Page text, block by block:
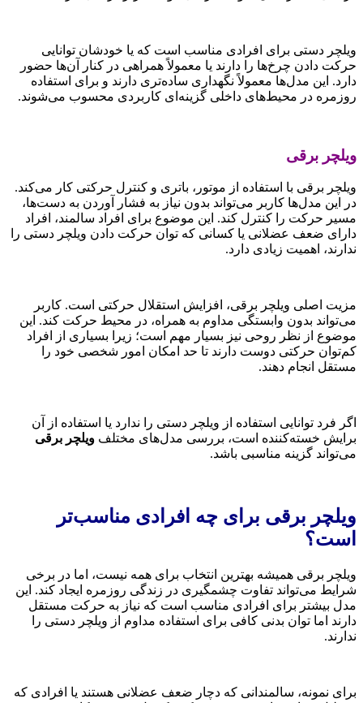
ویلچر دستی برای افرادی مناسب است که یا خودشان توانایی
حرکت دادن چرخ‌ها را دارند یا معمولاً همراهی در کنار آن‌ها حضور
دارد. این مدل‌ها معمولاً نگهداری ساده‌تری دارند و برای استفاده
روزمره در محیط‌های داخلی گزینه‌ای کاربردی محسوب می‌شوند.
ویلچر برقی
ویلچر برقی با استفاده از موتور، باتری و کنترل حرکتی کار می‌کند.
در این مدل‌ها کاربر می‌تواند بدون نیاز به فشار آوردن به دست‌ها،
مسیر حرکت را کنترل کند. این موضوع برای افراد سالمند، افراد
دارای ضعف عضلانی یا کسانی که توان حرکت دادن ویلچر دستی را
ندارند، اهمیت زیادی دارد.
مزیت اصلی ویلچر برقی، افزایش استقلال حرکتی است. کاربر
می‌تواند بدون وابستگی مداوم به همراه، در محیط حرکت کند. این
موضوع از نظر روحی نیز بسیار مهم است؛ زیرا بسیاری از افراد
کم‌توان حرکتی دوست دارند تا حد امکان امور شخصی خود را
مستقل انجام دهند.
اگر فرد توانایی استفاده از ویلچر دستی را ندارد یا استفاده از آن
برایش خسته‌کننده است، بررسی مدل‌های مختلف ویلچر برقی
می‌تواند گزینه مناسبی باشد.
ویلچر برقی برای چه افرادی مناسب‌تر
است؟
ویلچر برقی همیشه بهترین انتخاب برای همه نیست، اما در برخی
شرایط می‌تواند تفاوت چشمگیری در زندگی روزمره ایجاد کند. این
مدل بیشتر برای افرادی مناسب است که نیاز به حرکت مستقل
دارند اما توان بدنی کافی برای استفاده مداوم از ویلچر دستی را
ندارند.
برای نمونه، سالمندانی که دچار ضعف عضلانی هستند یا افرادی که